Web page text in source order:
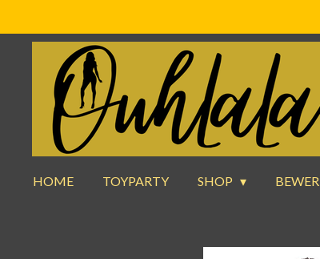
Hauptinhalt
HOME TOYPARTY SHOP